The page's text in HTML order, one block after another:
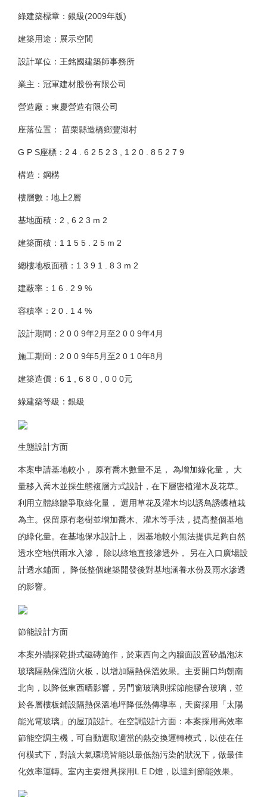
綠建築標章：銀級(2009年版)
建築用途：展示空間
設計單位：王銘國建築師事務所
業主：冠軍建材股份有限公司
營造廠：東慶營造有限公司
座落位置： 苗栗縣造橋鄉豐湖村
G P S座標：2 4 . 6 2 5 2 3 , 1 2 0 . 8 5 2 7 9
構造：鋼構
樓層數：地上2層
基地面積：2 , 6 2 3 m 2
建築面積：1 1 5 5 . 2 5 m 2
總樓地板面積：1 3 9 1 . 8 3 m 2
建蔽率：1 6 . 2 9 %
容積率：2 0 . 1 4 %
設計期間：2 0 0 9年2月至2 0 0 9年4月
施工期間：2 0 0 9年5月至2 0 1 0年8月
建築造價：6 1 , 6 8 0 , 0 0 0元
綠建築等級：銀級
生態設計方面
本案申請基地較小， 原有喬木數量不足， 為增加綠化量， 大
量移入喬木並採生態複層方式設計，在下層密植灌木及花草。
利用立體綠牆爭取綠化量， 選用草花及灌木均以誘鳥誘蝶植栽
為主。保留原有老樹並增加喬木、灌木等手法，提高整個基地
的綠化量。在基地保水設計上， 因基地較小無法提供足夠自然
透水空地供雨水入滲， 除以綠地直接滲透外， 另在入口廣場設
計透水鋪面， 降低整個建築開發後對基地涵養水份及雨水滲透
的影響。
節能設計方面
本案外牆採乾掛式磁磚施作，於東西向之內牆面設置矽晶泡沫
玻璃隔熱保溫防火板，以增加隔熱保溫效果。主要開口均朝南
北向，以降低東西晒影響，另門窗玻璃則採節能膠合玻璃，並
於各層樓板鋪設隔熱保溫地坪降低熱傳導率，天窗採用「太陽
能光電玻璃」的屋頂設計。在空調設計方面：本案採用高效率
節能空調主機，可自動選取適當的熱交換運轉模式，以使在任
何模式下，對該大氣環境皆能以最低熱污染的狀況下，做最佳
化效率運轉。室內主要燈具採用L E D燈，以達到節能效果。